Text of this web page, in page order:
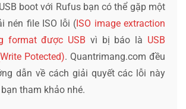
boot với Rufus bạn có thể gặp một
nén file ISO lỗi (ISO image extraction
format được USB vì bị báo là USB
Potected). Quantrimang.com đều
dẫn về cách giải quyết các lỗi này
tham khảo nhé.